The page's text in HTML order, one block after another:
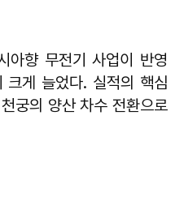
아향 무전기 사업이 반영
게 늘었다. 실적의 핵심
궁의 양산 차수 전환으로